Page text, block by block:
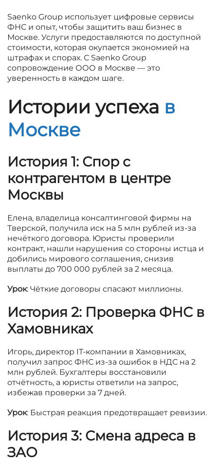
Saenko Group использует цифровые сервисы
ФНС и опыт, чтобы защитить ваш бизнес в
Москве. Услуги предоставляются по доступной
стоимости, которая окупается экономией на
штрафах и спорах. С Saenko Group
сопровождение ООО в Москве — это
уверенность в каждом шаге.
Истории успеха в
Москве
История 1: Спор с
контрагентом в центре
Москвы
Елена, владелица консалтинговой фирмы на
Тверской, получила иск на 5 млн рублей из-за
нечёткого договора. Юристы проверили
контракт, нашли нарушения со стороны истца и
добились мирового соглашения, снизив
выплаты до 700 000 рублей за 2 месяца.
Урок: Чёткие договоры спасают миллионы.
История 2: Проверка ФНС в
Хамовниках
Игорь, директор IT-компании в Хамовниках,
получил запрос ФНС из-за ошибок в НДС на 2
млн рублей. Бухгалтеры восстановили
отчётность, а юристы ответили на запрос,
избежав проверки за 7 дней.
Урок: Быстрая реакция предотвращает ревизии.
История 3: Смена адреса в
ЗАО